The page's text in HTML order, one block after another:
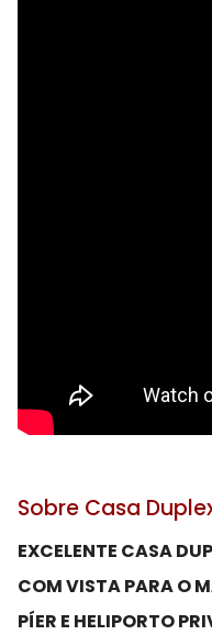
Sobre Casa
EXCELENTE CASA
COM VISTA PARA O
PÍER E HELIPORTO